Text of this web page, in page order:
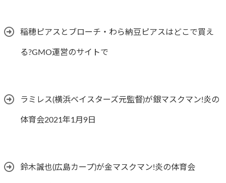
稲穂ピアスとブローチ・わら納豆ピアスはどこで買え
る?GMO運営のサイトで
ラミレス(横浜ベイスターズ元監督)が銀マスクマン!炎の
体育会2021年1月9日
鈴木誠也(広島カープ)が金マスクマン!炎の体育会